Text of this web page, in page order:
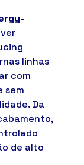
linhas
com
sem
Da
de alto